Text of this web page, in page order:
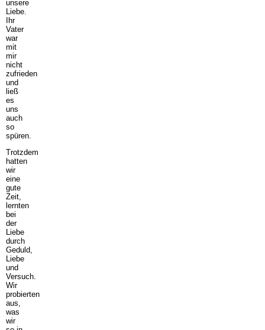
unsere
Liebe.
Ihr
Vater
war
mit
mir
nicht
zufrieden
und
ließ
es
uns
auch
so
spüren.
Trotzdem
hatten
wir
eine
gute
Zeit,
lernten
bei
der
Liebe
durch
Geduld,
Liebe
und
Versuch.
Wir
probierten
aus,
was
wir